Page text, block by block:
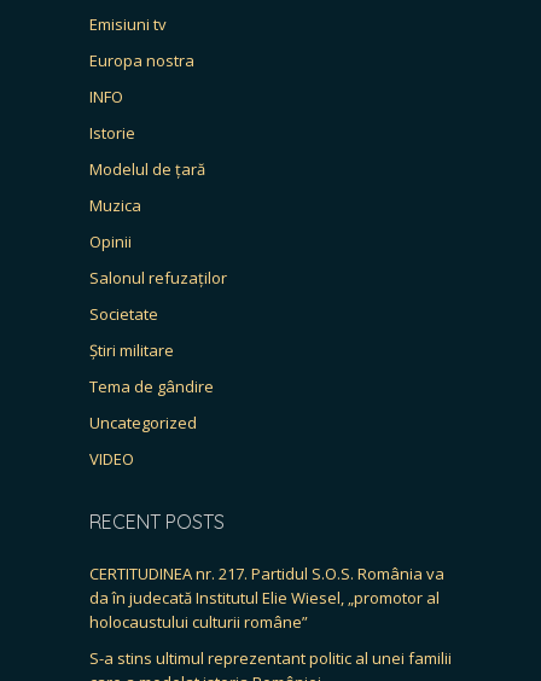
Emisiuni tv
Europa nostra
INFO
Istorie
Modelul de țară
Muzica
Opinii
Salonul refuzaților
Societate
Știri militare
Tema de gândire
Uncategorized
VIDEO
RECENT POSTS
CERTITUDINEA nr. 217. Partidul S.O.S. România va
da în judecată Institutul Elie Wiesel, „promotor al
holocaustului culturii române”
S-a stins ultimul reprezentant politic al unei familii